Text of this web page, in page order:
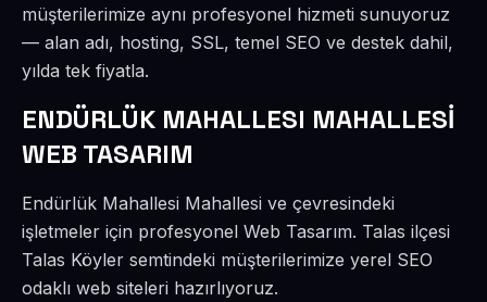
müşterilerimize aynı profesyonel hizmeti sunuyoruz
— alan adı, hosting, SSL, temel SEO ve destek dahil,
yılda tek fiyatla.
ENDÜRLÜK MAHALLESI MAHALLESİ
WEB TASARIM
Endürlük Mahallesi Mahallesi ve çevresindeki
işletmeler için profesyonel Web Tasarım. Talas ilçesi
Talas Köyler semtindeki müşterilerimize yerel SEO
odaklı web siteleri hazırlıyoruz.